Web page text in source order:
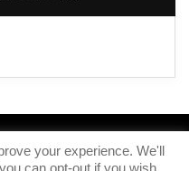
Knoxyour experience. We'll
can opt-out if you wish.